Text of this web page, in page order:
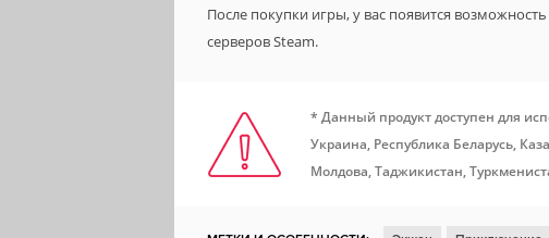
После покупки игры, у вас появится возможность
серверов Steam.
* Данный продукт доступен для
Украина, Республика Беларусь,
Молдова, Таджикистан,